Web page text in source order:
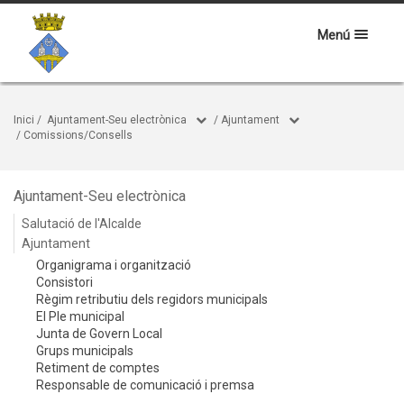
Menú
Inici / Ajuntament-Seu electrònica / Ajuntament
/ Comissions/Consells
Ajuntament-Seu electrònica
Salutació de l'Alcalde
Ajuntament
Organigrama i organització
Consistori
Règim retributiu dels regidors municipals
El Ple municipal
Junta de Govern Local
Grups municipals
Retiment de comptes
Responsable de comunicació i premsa